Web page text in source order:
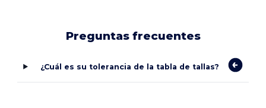
Preguntas frecuentes
¿Cuál es su tolerancia de la tabla de tallas?